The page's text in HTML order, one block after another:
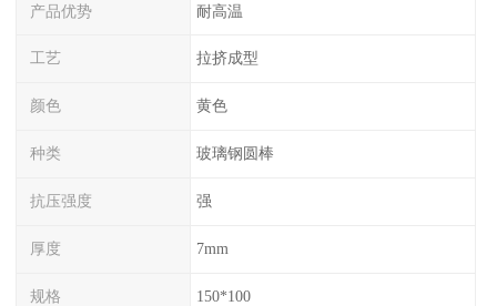
产品优势 耐高温
工艺 拉挤成型
颜色 黄色
种类 玻璃钢圆棒
抗压强度 强
厚度 7mm
规格 150*100